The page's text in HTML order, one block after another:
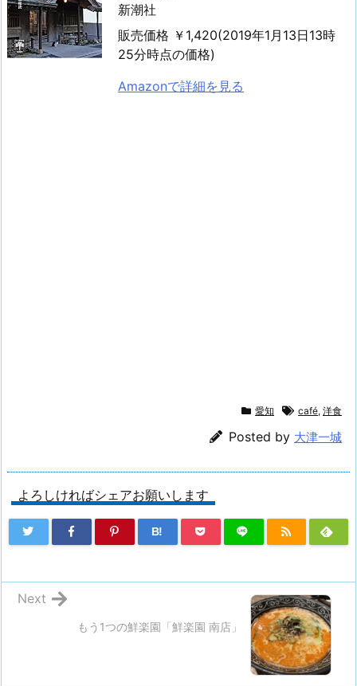
新潮社
販売価格 ￥1,420(2019年1月13日13時
25分時点の価格)
Amazonで詳細を見る
愛知 café, 洋食
Posted by 大津一城
よろしければシェアお願いします
B!
もう1つの鮮楽園「鮮楽園 南店」
Next